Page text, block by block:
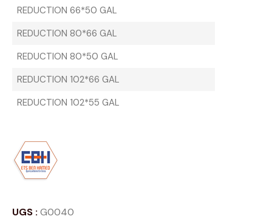
REDUCTION 66*50 GAL
REDUCTION 80*66 GAL
REDUCTION 80*50 GAL
REDUCTION 102*66 GAL
REDUCTION 102*55 GAL
UGS : G0040